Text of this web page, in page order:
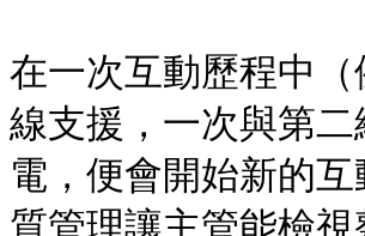
在一次互動歷程中
線支援，一次與第
電，便會開始新的
質管理讓主管能檢